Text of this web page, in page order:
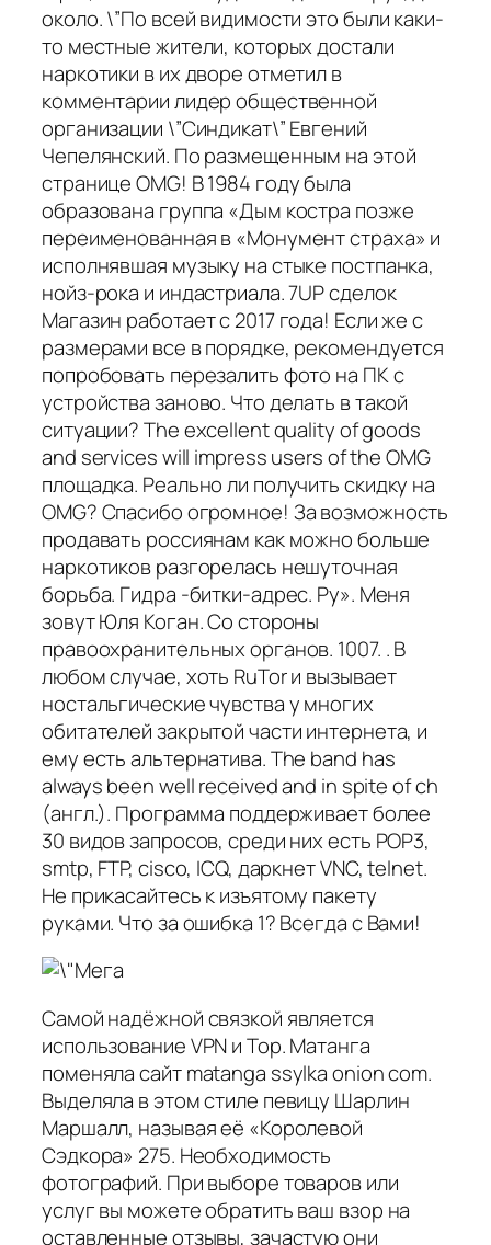
около. \”По всей видимости это были каки-
то местные жители, которых достали
наркотики в их дворе отметил в
комментарии лидер общественной
организации \”Синдикат\” Евгений
Чепелянский. По размещенным на этой
странице OMG! В 1984 году была
образована группа «Дым костра позже
переименованная в «Монумент страха» и
исполнявшая музыку на стыке постпанка,
нойз-рока и индастриала. 7UP сделок
Магазин работает с 2017 года! Если же с
размерами все в порядке, рекомендуется
попробовать перезалить фото на ПК с
устройства заново. Что делать в такой
ситуации? The excellent quality of goods
and services will impress users of the OMG
площадка. Реально ли получить скидку на
OMG? Спасибо огромное! За возможность
продавать россиянам как можно больше
наркотиков разгорелась нешуточная
борьба. Гидра -битки-адрес. Ру». Меня
зовут Юля Коган. Со стороны
правоохранительных органов. 1007. . В
любом случае, хоть RuTor и вызывает
ностальгические чувства у многих
обитателей закрытой части интернета, и
ему есть альтернатива. The band has
always been well received and in spite of ch
(англ.). Программа поддерживает более
30 видов запросов, среди них есть POP3,
smtp, FTP, cisco, ICQ, даркнет VNC, telnet.
Не прикасайтесь к изъятому пакету
руками. Что за ошибка 1? Всегда с Вами!
Самой надёжной связкой является
использование VPN и Тор. Матанга
поменяла сайт matanga ssylka onion com.
Выделяла в этом стиле певицу Шарлин
Маршалл, называя её «Королевой
Сэдкора» 275. Необходимость
фотографий. При выборе товаров или
услуг вы можете обратить ваш взор на
оставленные отзывы, зачастую они